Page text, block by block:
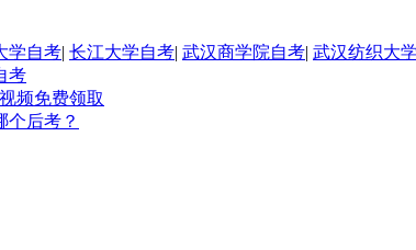
学自考| 长江大学自考| 武汉商学院自考| 武汉纺织大
考
个后考？